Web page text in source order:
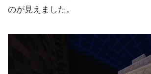
のが見えました。